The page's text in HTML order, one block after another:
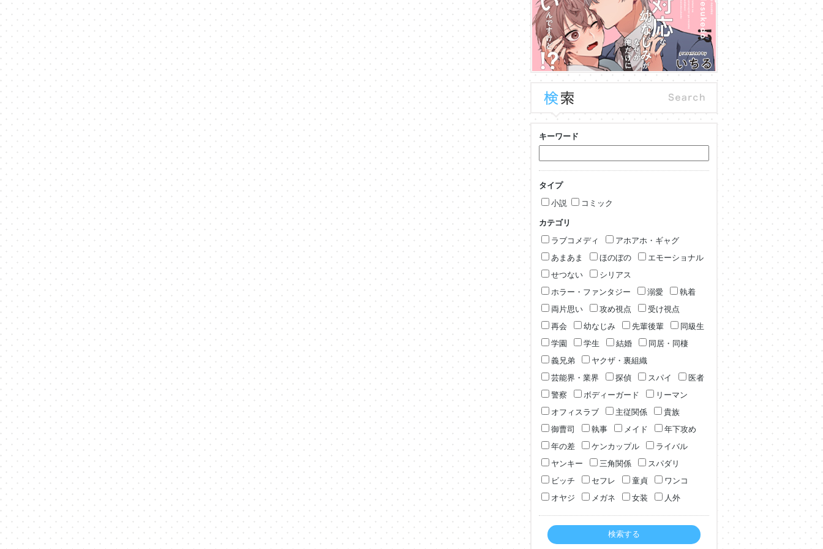
キーワード
タイプ
小説
コミック
カテゴリ
ラブコメディ
アホアホ・ギャグ
あまあま
ほのぼの
エモーショナル
せつない
シリアス
ホラー・ファンタジー
溺愛
執着
両片思い
攻め視点
受け視点
再会
幼なじみ 先輩後輩
同級生
学園
学生 結婚
同居・同棲
義兄弟
ヤクザ・裏組織
芸能界・業界
探偵 スパイ
医者
警察
ボディーガード
リーマン
オフィスラブ
主従関係
貴族
御曹司
執事 メイド
年下攻め
年の差
ケンカップル
ライバル
ヤンキー
三角関係
スパダリ
ビッチ
セフレ 童貞
ワンコ
オヤジ
メガネ 女装 人外
検索する